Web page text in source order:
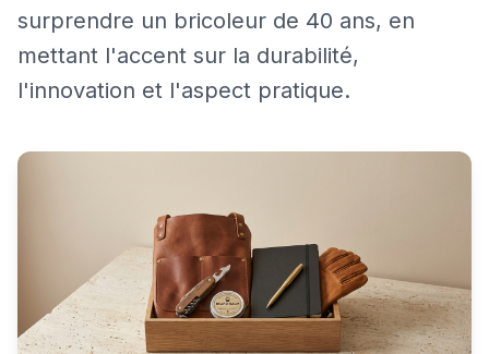
surprendre un bricoleur de 40 ans, en
mettant l'accent sur la durabilité,
l'innovation et l'aspect pratique.